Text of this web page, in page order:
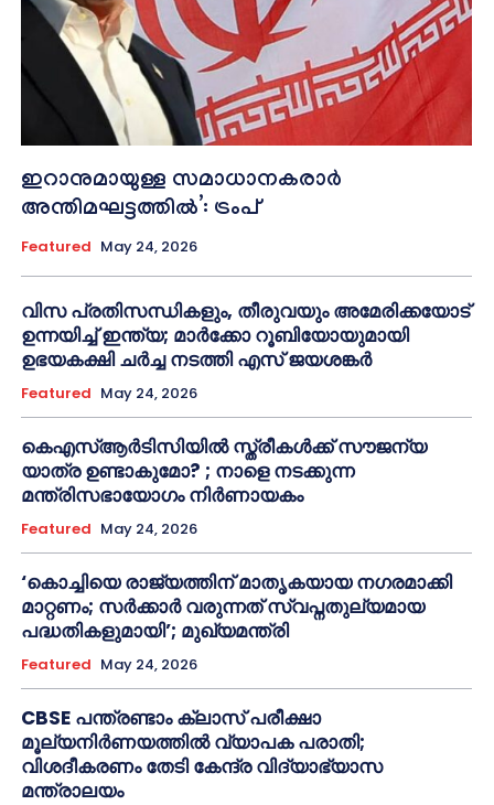
ഇറാനുമായുള്ള സമാധാനകരാർ
അന്തിമഘട്ടത്തിൽ‌’: ട്രംപ്
Featured May 24, 2026
വിസ പ്രതിസന്ധികളും, തീരുവയും അമേരിക്കയോട്
ഉന്നയിച്ച് ഇന്ത്യ; മാർക്കോ റൂബിയോയുമായി
ഉഭയകക്ഷി ചർച്ച നടത്തി എസ് ജയശങ്കർ
Featured May 24, 2026
കെഎസ്ആർടിസിയിൽ സ്ത്രീകൾക്ക് സൗജന്യ
യാത്ര ഉണ്ടാകുമോ? ; നാളെ നടക്കുന്ന
മന്ത്രിസഭായോഗം നിർണായകം
Featured May 24, 2026
‘കൊച്ചിയെ രാജ്യത്തിന് മാതൃകയായ നഗരമാക്കി
മാറ്റണം; സർക്കാർ വരുന്നത് സ്വപ്നതുല്യമായ
പദ്ധതികളുമായി’; മുഖ്യമന്ത്രി
Featured May 24, 2026
CBSE പന്ത്രണ്ടാം ക്ലാസ് പരീക്ഷാ
മൂല്യനിർണയത്തിൽ വ്യാപക പരാതി;
വിശദീകരണം തേടി കേന്ദ്ര വിദ്യാഭ്യാസ
മന്ത്രാലയം